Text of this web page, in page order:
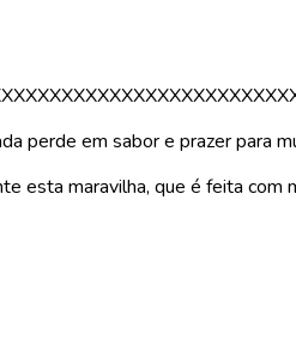
perde em sabor e prazer para
esta maravilha, que é feita com